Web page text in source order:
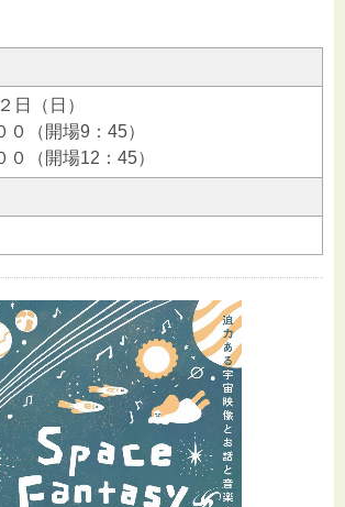
日（日）
（開場9：45）
（開場12：45）